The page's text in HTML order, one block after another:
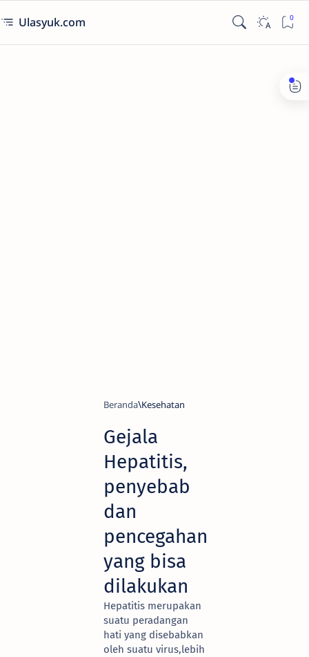
Ulasyuk.com
Beranda Kesehatan
Gejala
Hepatitis,
penyebab
dan
pencegahan
yang bisa
dilakukan
Hepatitis merupakan
suatu peradangan
hati yang disebabkan
oleh suatu virus,lebih